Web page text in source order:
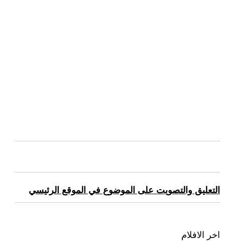
التعليق والتصويت على الموضوع في الموقع الرئيسي
اخر الافلام